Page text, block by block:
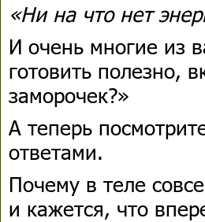
«Ни на что нет
И очень многие из
готовить полезно,
заморочек?»
А теперь
ответами.
Почему в теле
и кажется, что